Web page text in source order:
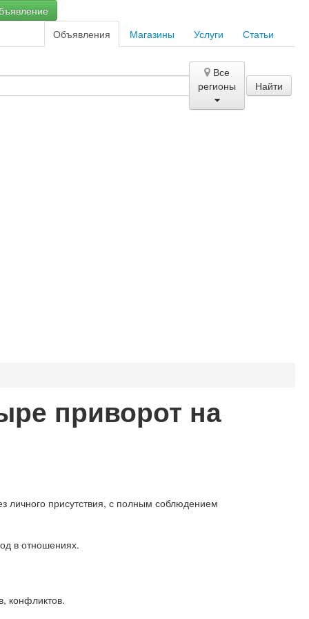
Статьи
Услуги
Магазины
Объявления
Все
регионы
Найти
приворот на
присутствия, с полным соблюдением
в отношениях.
конфликтов.